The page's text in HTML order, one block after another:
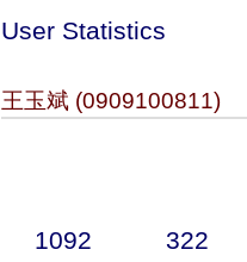
User Statistics
王玉斌 (0909100811)
1092 322